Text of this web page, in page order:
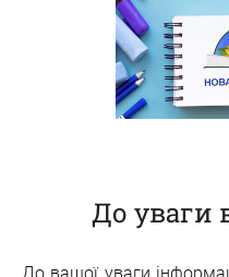
До уваги